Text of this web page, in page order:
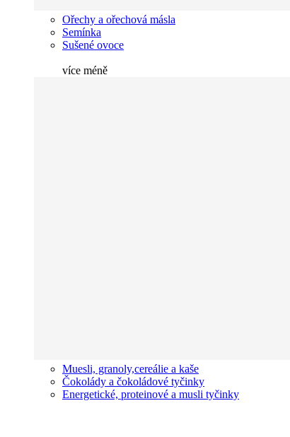
Ořechy a ořechová másla
Semínka
Sušené ovoce
více méně
Muesli, granoly,cereálie a kaše
Čokolády a čokoládové tyčinky
Energetické, proteinové a musli tyčinky